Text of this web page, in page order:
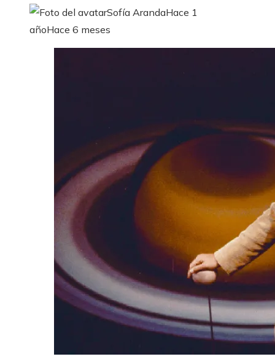
Sofía ArandaHace 1
añoHace 6 meses